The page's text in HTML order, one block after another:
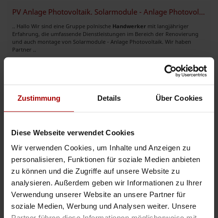
Zustimmung Details Über Cookies
Diese Webseite verwendet Cookies
Wir verwenden Cookies, um Inhalte und Anzeigen zu
personalisieren, Funktionen für soziale Medien anbieten
zu können und die Zugriffe auf unsere Website zu
analysieren. Außerdem geben wir Informationen zu Ihrer
Verwendung unserer Website an unsere Partner für
soziale Medien, Werbung und Analysen weiter. Unsere
PV Anlage Photovoltaik. Solarmodule - Anlage Photovoltaik montage.
.. Hallo Wir sind eine Gruppe polnische Handwerker mit langjähriger
Erfahrung, die umfassende Dienstleistungen im Bereich der Renovierung
und auch montage von Solarmodule - Anlage Photovoltaik. Wir haben
Partner ..
17.09.2023
Nicht das Passende gefunden?
Dann lassen Sie sich finden: Jetzt kostenlos einenAuftrag vergebenoder
Auftragsbank.de
Jetzt registrieren und sofort starten